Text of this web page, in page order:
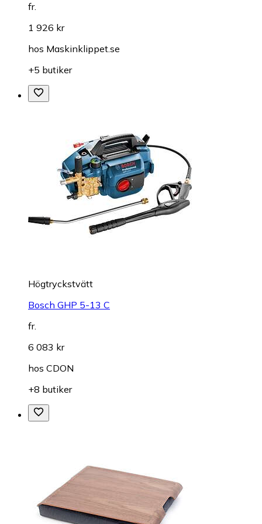
fr.
1 926 kr
hos Maskinklippet.se
+5 butiker
Högtryckstvätt
Bosch GHP 5-13 C
fr.
6 083 kr
hos CDON
+8 butiker